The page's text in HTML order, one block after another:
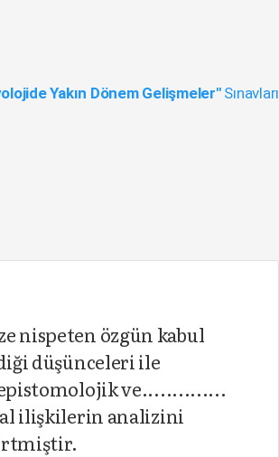
Yakın Dönem Gelişmeler"Sınavları
nispeten özgün kabul
düşünceleri ile
ve..............
ilişkilerin analizini